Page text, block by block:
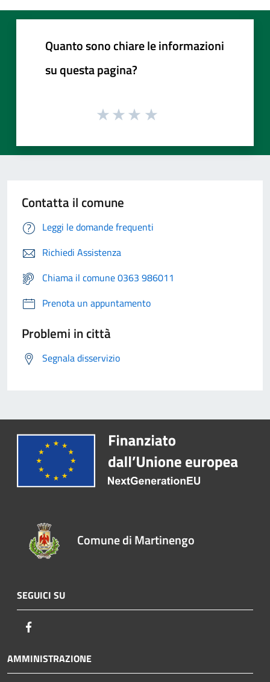
Quanto sono chiare le informazioni
su questa pagina?
Contatta il comune
Leggi le domande frequenti
Richiedi Assistenza
Chiama il comune 0363 986011
Prenota un appuntamento
Problemi in città
Segnala disservizio
Comune di Martinengo
SEGUICI SU
AMMINISTRAZIONE